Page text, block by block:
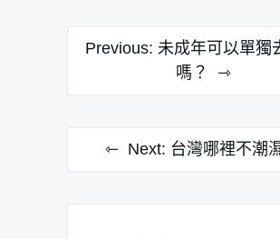
文Previous: 未成年可以單獨
嗎？
Next: 台灣哪裡不潮